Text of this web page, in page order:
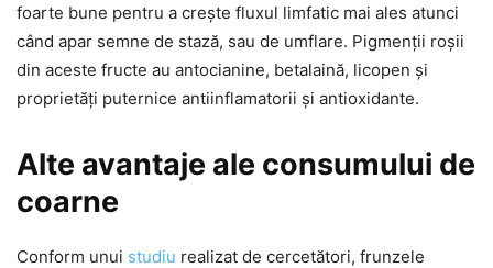
foarte bune pentru a crește fluxul limfatic mai ales atunci
când apar semne de stază, sau de umflare. Pigmenții roșii
din aceste fructe au antocianine, betalaină, licopen și
proprietăți puternice antiinflamatorii și antioxidante.
Alte avantaje ale consumului de
coarne
Conform unui studiu realizat de cercetători, frunzele